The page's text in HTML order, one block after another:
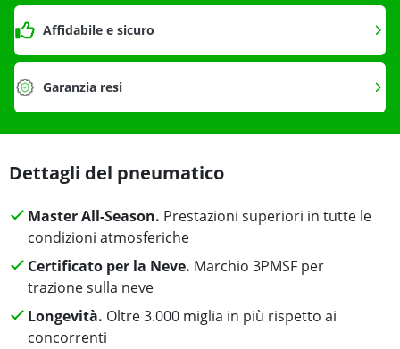
Affidabile e sicuro
Garanzia resi
Dettagli del pneumatico
Master All-Season. Prestazioni superiori in tutte le
condizioni atmosferiche
Certificato per la Neve. Marchio 3PMSF per
trazione sulla neve
Longevità. Oltre 3.000 miglia in più rispetto ai
concorrenti